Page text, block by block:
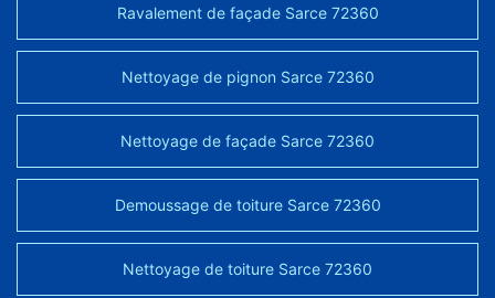
Ravalement de façade Sarce 72360
Nettoyage de pignon Sarce 72360
Nettoyage de façade Sarce 72360
Demoussage de toiture Sarce 72360
Nettoyage de toiture Sarce 72360